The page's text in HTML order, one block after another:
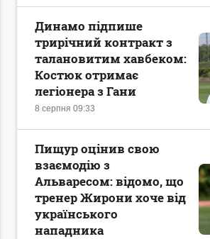
8 серпня 09:33
Динамо підпише
трирічний контракт з
талановитим хавбеком:
Костюк отримає
легіонера з Гани
Пищур оцінив свою
взаємодію з
Альваресом: відомо, що
тренер Жирони хоче від
українського
нападника